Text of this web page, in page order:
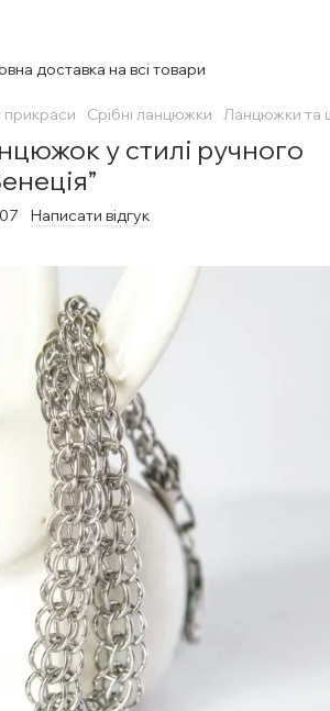
доставка на всі товари
прикраси Срібні ланцюжки Ланцюжки та
у стилі ручного
Написати відгук